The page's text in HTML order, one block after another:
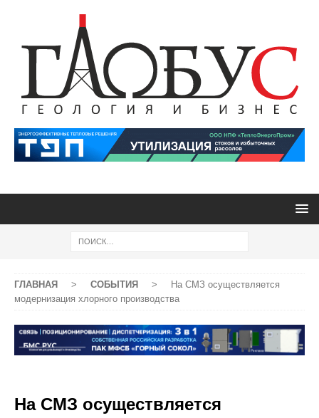
ГЛАВНАЯ > СОБЫТИЯ >
На СМЗ осуществляется
модернизация хлорного производства
На СМЗ осуществляется